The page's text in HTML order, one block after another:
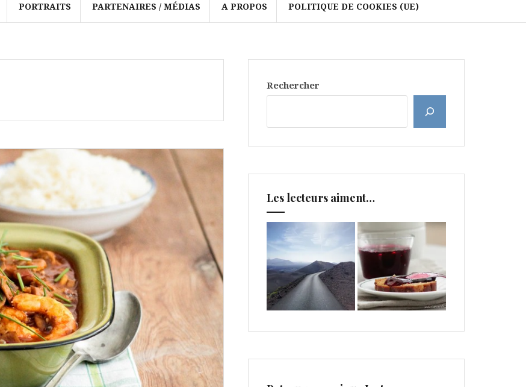
PORTRAITS PARTENAIRES / MÉDIAS A PROPOS POLITIQUE DE COOKIES (UE)
Rechercher
Les lecteurs aiment…